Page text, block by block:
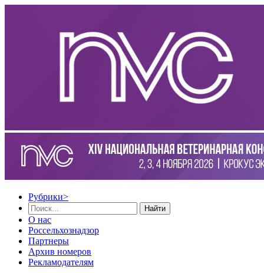
Рубрики>
Найти
О нас
Россельхознадзор
Партнеры
Архив номеров
Рекламодателям